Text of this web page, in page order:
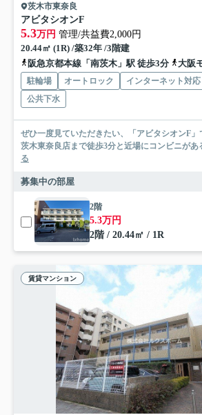
茨木市東奈良
アビタシオンF
5.3万円 管理/共益費2,000円
20.44㎡ (1R) /築32年 /3階建
阪急京都本線「南茨木」駅 徒歩3分
大阪モノ
駐輪場 オートロック インターネット対応
公共下水
ぜひ一度見ていただきたい、「アビタシオンF
茨木東奈良店まで徒歩3分と近場にコンビニがあ
る
募集中の部屋
2階
5.3万円
2階 / 20.44㎡ / 1R
賃貸マンション